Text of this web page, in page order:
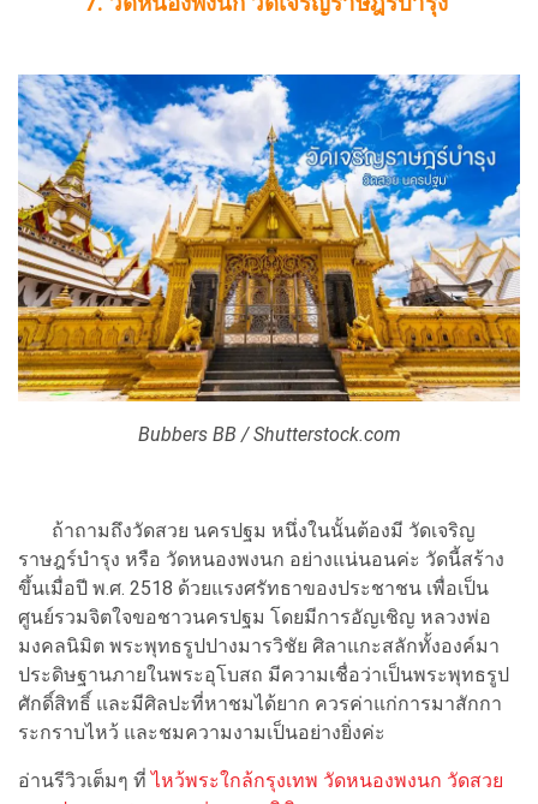
Bubbers BB / Shutterstock.com
ถ้าถามถึงวัดสวย นครปฐม หนึ่งในนั้นต้องมี วัดเจริญ
ราษฎร์บำรุง หรือ วัดหนองพงนก อย่างแน่นอนค่ะ วัดนี้สร้าง
ขึ้นเมื่อปี พ.ศ. 2518 ด้วยแรงศรัทธาของประชาชน เพื่อเป็น
ศูนย์รวมจิตใจขอชาวนครปฐม โดยมีการอัญเชิญ หลวงพ่อ
มงคลนิมิต พระพุทธรูปปางมารวิชัย ศิลาแกะสลักทั้งองค์มา
ประดิษฐานภายในพระอุโบสถ มีความเชื่อว่าเป็นพระพุทธรูป
ศักดิ์สิทธิ์ และมีศิลปะที่หาชมได้ยาก ควรค่าแก่การมาสักกา
ระกราบไหว้ และชมความงามเป็นอย่างยิ่งค่ะ
อ่านรีวิวเต็มๆ ที่ไหว้พระใกล้กรุงเทพ วัดหนองพงนก วัดสวย